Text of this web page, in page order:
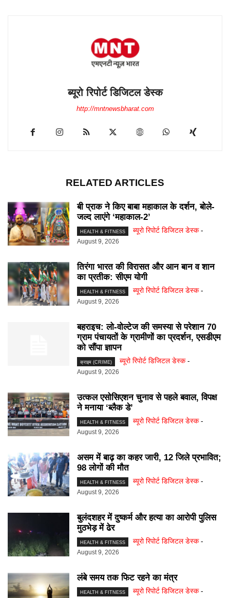
ब्यूरो रिपोर्ट डिजिटल डेस्क
http://mntnewsbharat.com
RELATED ARTICLES
बी प्राक ने किए बाबा महाकाल के दर्शन, बोले-
जल्द लाएंगे ‘महाकाल-2’
HEALTH & FITNESS ब्यूरो रिपोर्ट डिजिटल डेस्क -
August 9, 2026
तिरंगा भारत की विरासत और आन बान व शान
का प्रतीक: सीएम योगी
HEALTH & FITNESS ब्यूरो रिपोर्ट डिजिटल डेस्क -
August 9, 2026
बहराइच: लो-वोल्टेज की समस्या से परेशान 70
ग्राम पंचायतों के ग्रामीणों का प्रदर्शन, एसडीएम
को सौंपा ज्ञापन
क्राइम (CRIME) ब्यूरो रिपोर्ट डिजिटल डेस्क -
August 9, 2026
उत्कल एसोसिएशन चुनाव से पहले बवाल, विपक्ष
ने मनाया ‘ब्लैक डे’
HEALTH & FITNESS ब्यूरो रिपोर्ट डिजिटल डेस्क -
August 9, 2026
असम में बाढ़ का कहर जारी, 12 जिले प्रभावित;
98 लोगों की मौत
HEALTH & FITNESS ब्यूरो रिपोर्ट डिजिटल डेस्क -
August 9, 2026
बुलंदशहर में दुष्कर्म और हत्या का आरोपी पुलिस
मुठभेड़ में ढेर
HEALTH & FITNESS ब्यूरो रिपोर्ट डिजिटल डेस्क -
August 9, 2026
लंबे समय तक फिट रहने का मंत्र
HEALTH & FITNESS ब्यूरो रिपोर्ट डिजिटल डेस्क -